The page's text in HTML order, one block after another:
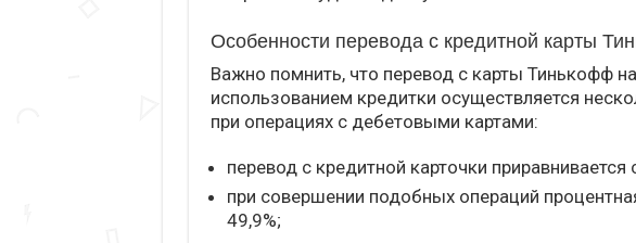
Особенности перевода с кредитной карты
Важно помнить, что перевод с карты Тинькофф
использованием кредитки осуществляется
при операциях с дебетовыми картами:
перевод с кредитной карточки
при совершении подобных операций
49,9%;